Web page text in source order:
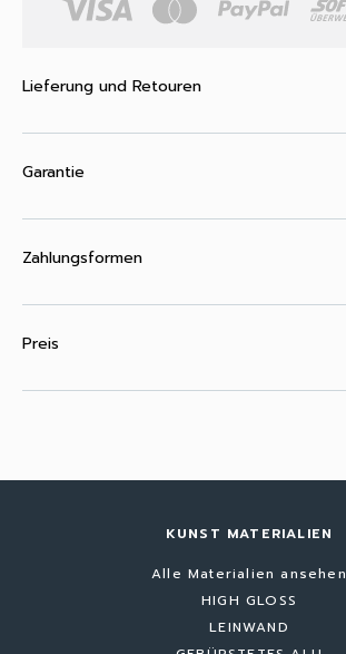
Lieferung und Retouren
Garantie
Zahlungsformen
Preis
KUNST MATERIALIEN
Alle Materialien ansehen
HIGH GLOSS
LEINWAND